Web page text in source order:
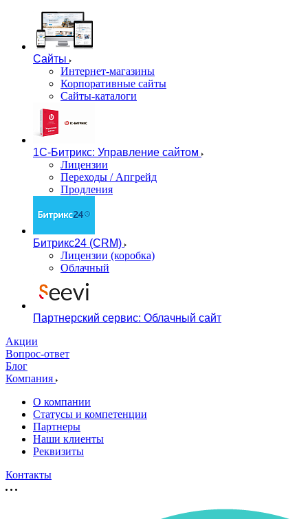
Сайты
Интернет-магазины
Корпоративные сайты
Сайты-каталоги
1С-Битрикс: Управление сайтом
Лицензии
Переходы / Апгрейд
Продления
Битрикс24 (CRM)
Лицензии (коробка)
Облачный
Партнерский сервис: Облачный сайт
Акции
Вопрос-ответ
Блог
Компания
О компании
Статусы и компетенции
Партнеры
Наши клиенты
Реквизиты
Контакты